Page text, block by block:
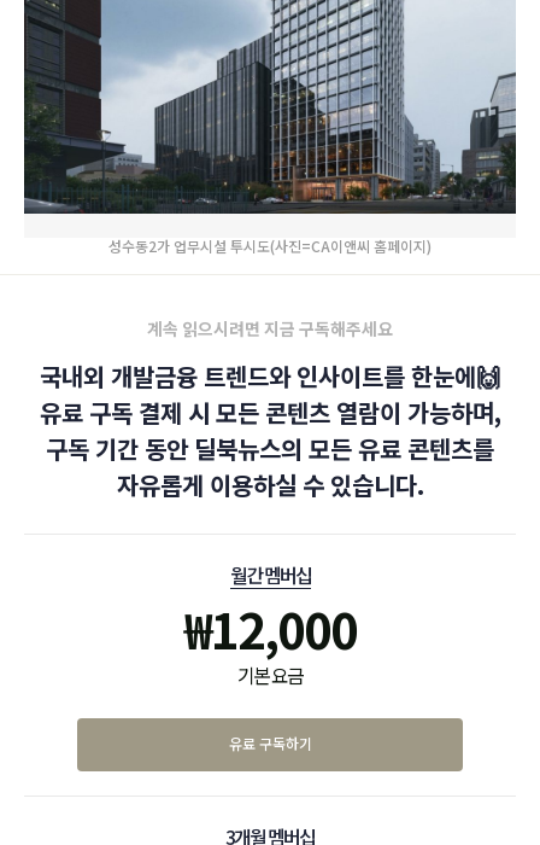
성수동2가 업무시설 투시도(사진=CA이앤씨 홈페이지)
계속 읽으시려면 지금 구독해주세요
국내외 개발금융 트렌드와 인사이트를 한눈에🙌
유료 구독 결제 시 모든 콘텐츠 열람이 가능하며,
구독 기간 동안 딜북뉴스의 모든 유료 콘텐츠를
자유롭게 이용하실 수 있습니다.
월간 멤버십
₩12,000
기본 요금
유료 구독하기
3개월 멤버십